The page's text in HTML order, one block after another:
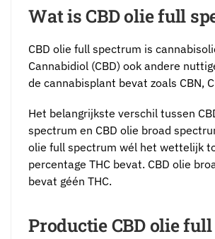
Wat is CBD olie full
CBD olie full spectrum is
Cannabidiol (CBD) ook andere
de cannabisplant bevat zoals CBN,
Het belangrijkste verschil tussen
spectrum en CBD olie broad
olie full spectrum wél het wettelijk
percentage THC bevat. CBD olie
bevat géén THC.
Productie CBD olie full